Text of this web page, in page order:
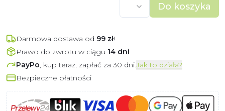
Do koszyka
Darmowa dostawa od 99 zł!
Prawo do zwrotu w ciągu 14 dni
PayPo, kup teraz, zapłać za 30 dni.Jak to działa?
Bezpieczne płatności